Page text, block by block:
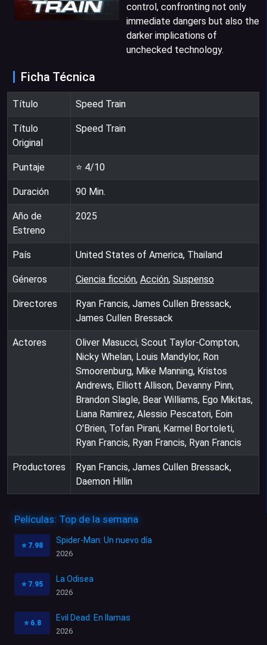
control, confronting not only
immediate dangers but also the
darker implications of
unchecked technology.
Ficha Técnica
Título Speed Train
Título
Original
Speed Train
Puntaje ⭐ 4/10
Duración 90 Min.
Año de
Estreno
2025
País United States of America, Thailand
Géneros Ciencia ficción, Acción, Suspenso
Directores
Ryan Francis, James Cullen Bressack,
James Cullen Bressack
Actores
Oliver Masucci, Scout Taylor-Compton,
Nicky Whelan, Louis Mandylor, Ron
Smoorenburg, Mike Manning, Kristos
Andrews, Elliott Allison, Devanny Pinn,
Brandon Slagle, Bear Williams, Ego Mikitas,
Liana Ramirez, Alessio Pescatori, Eoin
O'Brien, Tofan Pirani, Karmel Bortoleti,
Ryan Francis, Ryan Francis, Ryan Francis
Productores
Ryan Francis, James Cullen Bressack,
Daemon Hillin
Películas: Top de la semana
⭐ 7.98
Spider-Man: Un nuevo día
2026
⭐ 7.95
La Odisea
2026
⭐ 6.8
Evil Dead: En llamas
2026